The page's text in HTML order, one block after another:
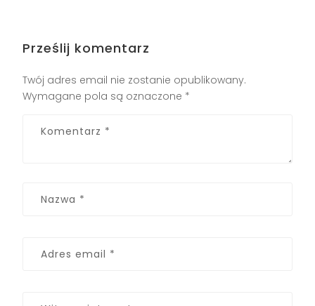
Prześlij komentarz
Twój adres email nie zostanie opublikowany.
Wymagane pola są oznaczone *